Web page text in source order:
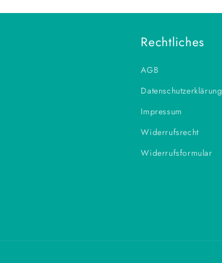
Rechtliches
AGB
Datenschutzerklärung
Impressum
Widerrufsrecht
Widerrufsformular